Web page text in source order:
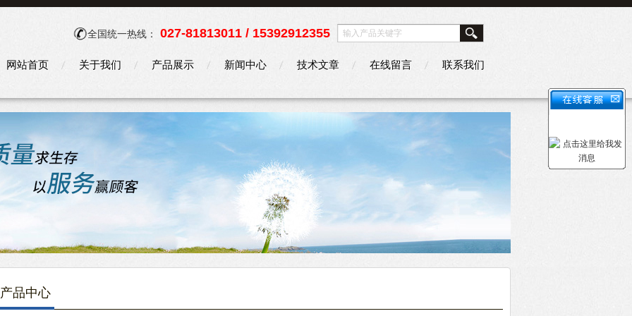
全国统一热线： 027-81813011 / 15392912355
网站首页 关于我们 产品展示 新闻中心 技术文章 在线留言 联系我们
产品中心